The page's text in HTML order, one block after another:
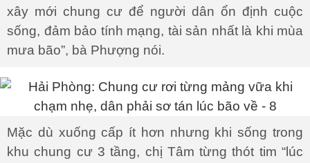
xây mới chung cư để người dân ổn định cuộc
sống, đảm bảo tính mạng, tài sản nhất là khi mùa
mưa bão”, bà Phượng nói.
Mặc dù xuống cấp ít hơn nhưng khi sống trong
khu chung cư 3 tầng, chị Tâm từng thót tim “lúc